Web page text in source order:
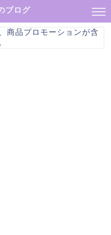
ブログ
商品プロモーションが含